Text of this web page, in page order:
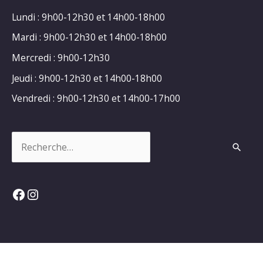
Lundi : 9h00-12h30 et 14h00-18h00
Mardi : 9h00-12h30 et 14h00-18h00
Mercredi : 9h00-12h30
Jeudi : 9h00-12h30 et 14h00-18h00
Vendredi : 9h00-12h30 et 14h00-17h00
Facebook
Instagram